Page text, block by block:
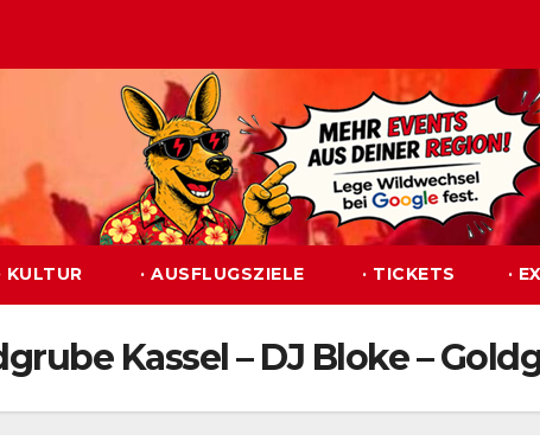
KULTUR · AUSFLUGSZIELE · TICKETS ·
Kassel – DJ Bloke –